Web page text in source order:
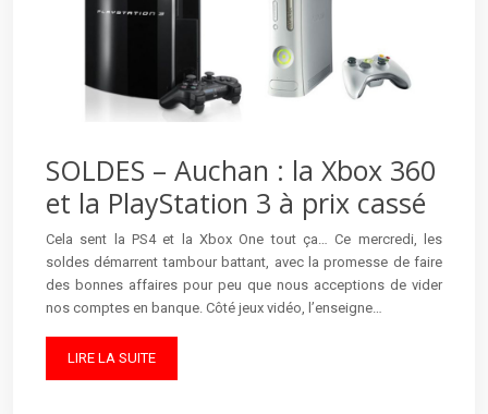
SOLDES – Auchan : la Xbox 360
et la PlayStation 3 à prix cassé
Cela sent la PS4 et la Xbox One tout ça… Ce mercredi, les
soldes démarrent tambour battant, avec la promesse de faire
des bonnes affaires pour peu que nous acceptions de vider
nos comptes en banque. Côté jeux vidéo, l’enseigne…
LIRE LA SUITE